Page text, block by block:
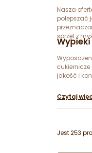
Nasza
polepszać
sprzęt z
jakość i
Czytaj
Jest 253